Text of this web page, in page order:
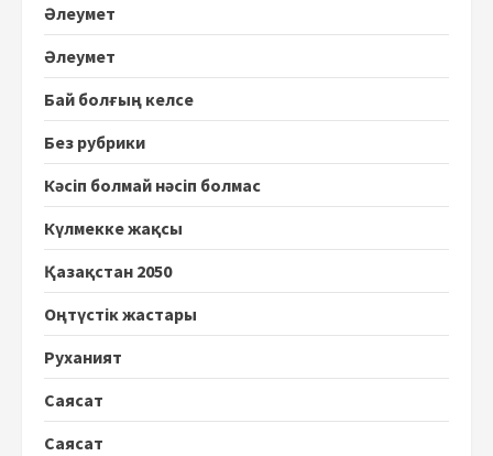
Әлеумет
Әлеумет
Бай болғың келсе
Без рубрики
Кәсіп болмай нәсіп болмас
Күлмекке жақсы
Қазақстан 2050
Оңтүстік жастары
Руханият
Саясат
Саясат